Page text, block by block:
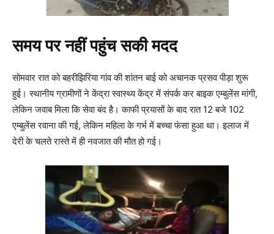
समय पर नहीं पहुंच सकी मदद
सोमवार रात को बहरीझिरिया गांव की शांतन बाई को अचानक प्रसव पीड़ा शुरू
हुई। स्थानीय ग्रामीणों ने केंद्रा स्वास्थ्य केंद्र में संपर्क कर बाइक एम्बुलेंस मांगी,
लेकिन जवाब मिला कि सेवा बंद है। काफी प्रयासों के बाद रात 12 बजे 102
एम्बुलेंस रवाना की गई, लेकिन महिला के गर्भ में बच्चा फंसा हुआ था। इलाज में
देरी के चलते रास्ते में ही नवजात की मौत हो गई।